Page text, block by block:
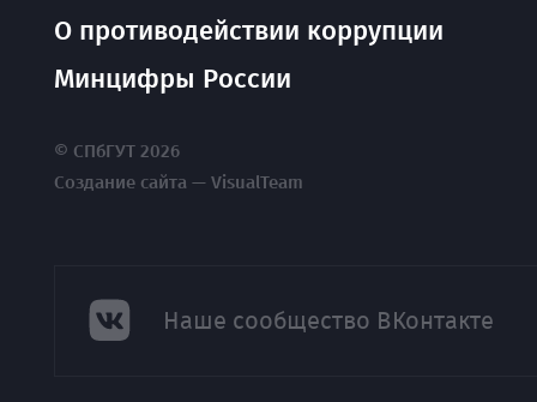
О противодействии коррупции
Минцифры России
© СПбГУТ 2026
Создание сайта — VisualTeam
Наше сообщество ВКонтакте